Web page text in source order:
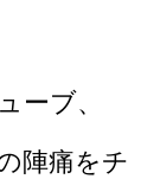
ーブ、
陣痛をチ